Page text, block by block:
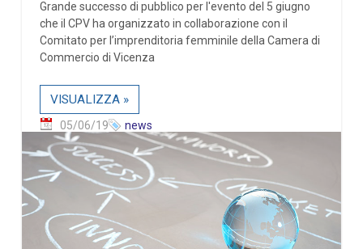
Grande successo di pubblico per l'evento del 5 giugno
che il CPV ha organizzato in collaborazione con il
Comitato per l’imprenditoria femminile della Camera di
Commercio di Vicenza
VISUALIZZA »
05/06/19 news